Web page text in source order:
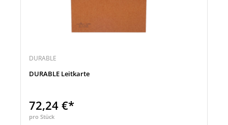
DURABLE
DURABLE Leitkarte
72,24 €*
pro Stück